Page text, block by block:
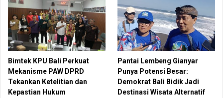
Bimtek KPU Bali Perkuat
Mekanisme PAW DPRD
Tekankan Ketelitian dan
Kepastian Hukum
Pantai Lembeng Gianyar
Punya Potensi Besar:
Demokrat Bali Bidik Jadi
Destinasi Wisata Alternatif